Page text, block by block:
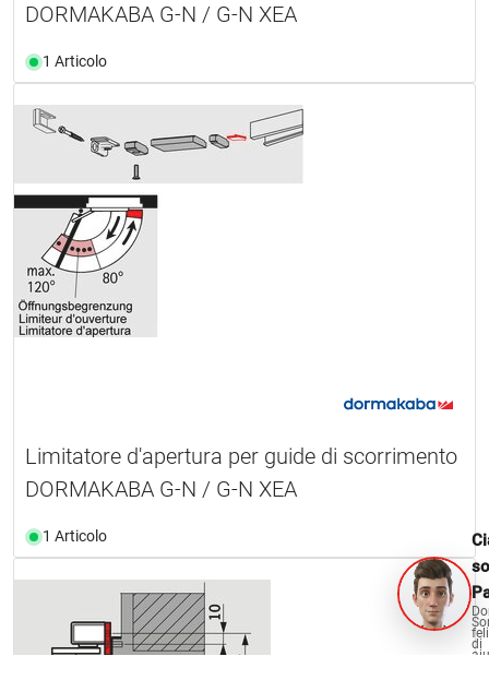
DORMAKABA G-N / G-N XEA
1 Articolo
Limitatore d'apertura per guide di scorrimento
DORMAKABA G-N / G-N XEA
1 Articolo
di